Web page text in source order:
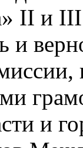
II и
и
и